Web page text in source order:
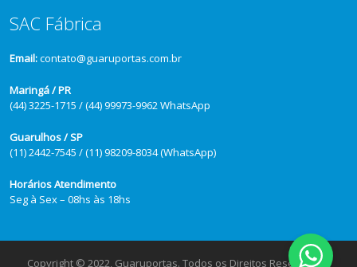
SAC Fábrica
Email:contato@guaruportas.com.br
Maringá / PR
(44) 3225-1715 / (44) 99973-9962 WhatsApp
Guarulhos / SP
(11) 2442-7545 / (11) 98209-8034 (WhatsApp)
Horários Atendimento
Seg à Sex – 08hs às 18hs
Copyright © 2022, Guaruportas. Todos os Direitos Reservados.